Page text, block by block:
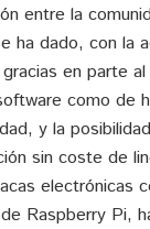
entre la
ha dado, con la
en parte
como de
y la
sin coste de
electrónicas
Raspberry Pi,